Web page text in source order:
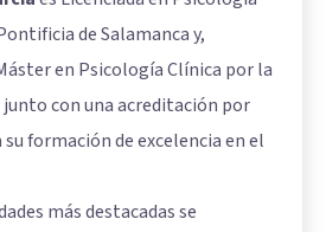
de Salamanca y,
en Psicología Clínica por la
con una acreditación por
su formación de excelencia en el
más destacadas se